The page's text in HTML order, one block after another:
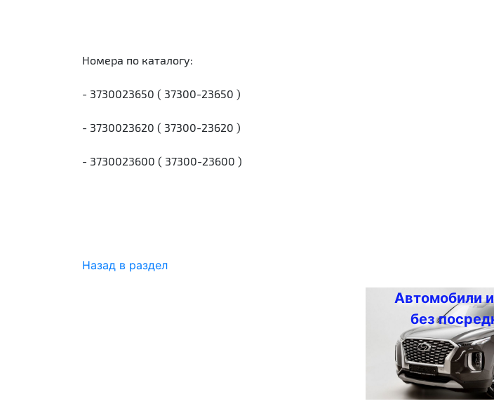
Номера по каталогу:
- 3730023650 ( 37300-23650 )
- 3730023620 ( 37300-23620 )
- 3730023600 ( 37300-23600 )
Назад в раздел
Автомобили
без